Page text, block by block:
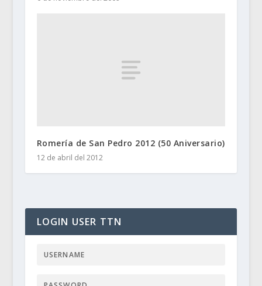
Romería de San Pedro 2012 (50 Aniversario)
12 de abril del 2012
LOGIN USER TTN